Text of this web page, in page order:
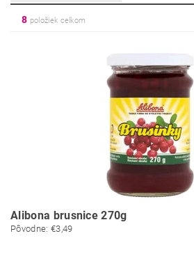
8 položiek celkom
Alibona brusnice 270g
Pôvodne: €3,49